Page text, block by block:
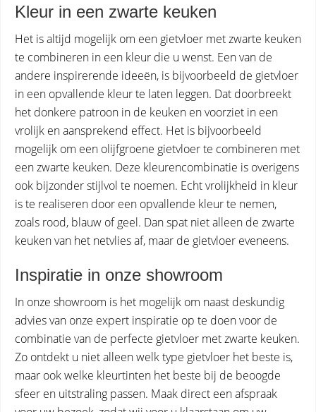
Kleur in een zwarte keuken
Het is altijd mogelijk om een gietvloer met zwarte keuken
te combineren in een kleur die u wenst. Een van de
andere inspirerende ideeën, is bijvoorbeeld de gietvloer
in een opvallende kleur te laten leggen. Dat doorbreekt
het donkere patroon in de keuken en voorziet in een
vrolijk en aansprekend effect. Het is bijvoorbeeld
mogelijk om een olijfgroene gietvloer te combineren met
een zwarte keuken. Deze kleurencombinatie is overigens
ook bijzonder stijlvol te noemen. Echt vrolijkheid in kleur
is te realiseren door een opvallende kleur te nemen,
zoals rood, blauw of geel. Dan spat niet alleen de zwarte
keuken van het netvlies af, maar de gietvloer eveneens.
Inspiratie in onze showroom
In onze showroom is het mogelijk om naast deskundig
advies van onze expert inspiratie op te doen voor de
combinatie van de perfecte gietvloer met zwarte keuken.
Zo ontdekt u niet alleen welk type gietvloer het beste is,
maar ook welke kleurtinten het beste bij de beoogde
sfeer en uitstraling passen. Maak direct een afspraak